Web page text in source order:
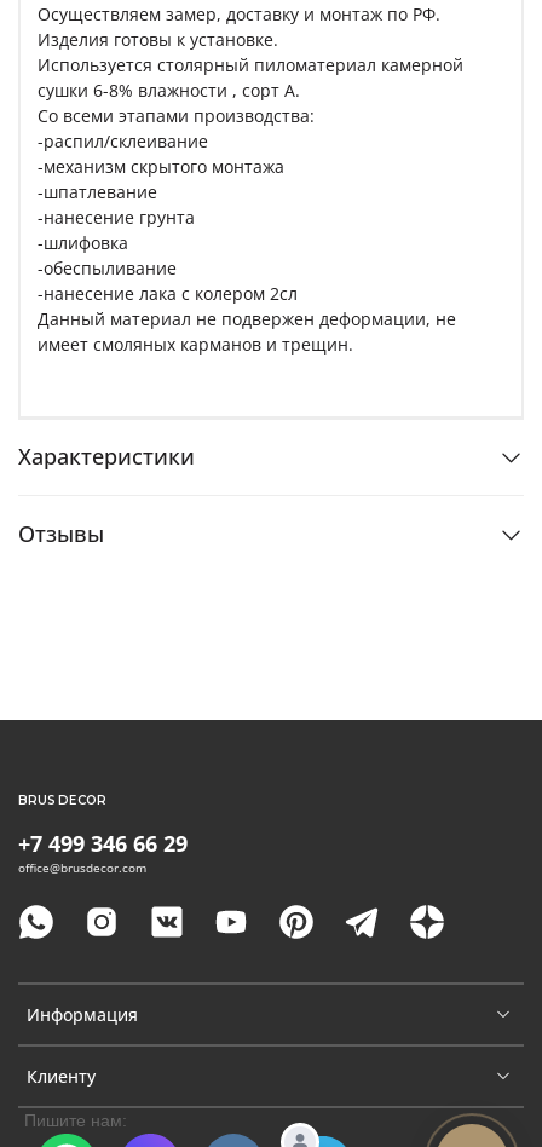
Осуществляем замер, доставку и монтаж по РФ.
Изделия готовы к установке.
Используется столярный пиломатериал камерной
сушки 6-8% влажности , сорт A.
Со всеми этапами производства:
-распил/склеивание
-механизм скрытого монтажа
-шпатлевание
-нанесение грунта
-шлифовка
-обеспыливание
-нанесение лака с колером 2сл
Данный материал не подвержен деформации, не
имеет смоляных карманов и трещин.
Характеристики
Отзывы
Информация
Клиенту
+7 499 346 66 29
office@brusdecor.com
BRUS DECOR
Пишите нам: